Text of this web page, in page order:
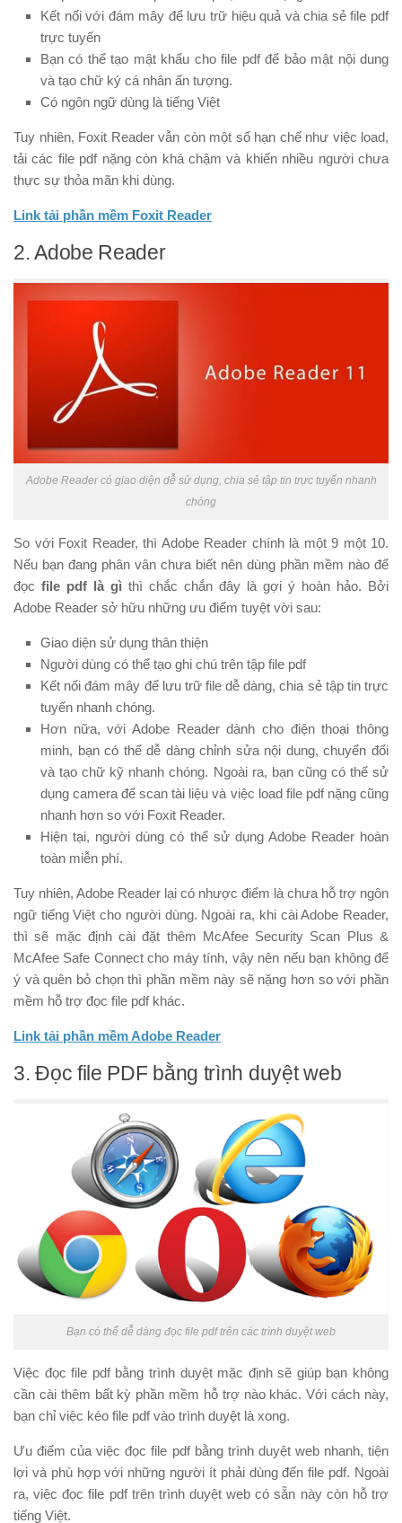
Kết nối với đám mây để lưu trữ hiệu quả và chia sẻ file pdf
trực tuyến
Bạn có thể tạo mật khẩu cho file pdf để bảo mật nội dung
và tạo chữ ký cá nhân ấn tượng.
Có ngôn ngữ dùng là tiếng Việt
Tuy nhiên, Foxit Reader vẫn còn một số hạn chế như việc load,
tải các file pdf nặng còn khá chậm và khiến nhiều người chưa
thực sự thỏa mãn khi dùng.
Link tải phần mềm Foxit Reader
2. Adobe Reader
Adobe Reader có giao diện dễ sử dụng, chia sẻ tập tin trực tuyến nhanh
chóng
So với Foxit Reader, thì Adobe Reader chính là một 9 một 10.
Nếu bạn đang phân vân chưa biết nên dùng phần mềm nào để
đọc file pdf là gì thì chắc chắn đây là gợi ý hoàn hảo. Bởi
Adobe Reader sở hữu những ưu điểm tuyệt vời sau:
Giao diện sử dụng thân thiện
Người dùng có thể tạo ghi chú trên tập file pdf
Kết nối đám mây để lưu trữ file dễ dàng, chia sẻ tập tin trực
tuyến nhanh chóng.
Hơn nữa, với Adobe Reader dành cho điện thoại thông
minh, bạn có thể dễ dàng chỉnh sửa nội dung, chuyển đổi
và tạo chữ kỹ nhanh chóng. Ngoài ra, bạn cũng có thể sử
dụng camera để scan tài liệu và việc load file pdf nặng cũng
nhanh hơn so với Foxit Reader.
Hiện tại, người dùng có thể sử dụng Adobe Reader hoàn
toàn miễn phí.
Tuy nhiên, Adobe Reader lại có nhược điểm là chưa hỗ trợ ngôn
ngữ tiếng Việt cho người dùng. Ngoài ra, khi cài Adobe Reader,
thì sẽ mặc định cài đặt thêm McAfee Security Scan Plus &
McAfee Safe Connect cho máy tính, vậy nên nếu bạn không để
ý và quên bỏ chọn thì phần mềm này sẽ nặng hơn so với phần
mềm hỗ trợ đọc file pdf khác.
Link tải phần mềm Adobe Reader
3. Đọc file PDF bằng trình duyệt web
Bạn có thể dễ dàng đọc file pdf trên các trình duyệt web
Việc đọc file pdf bằng trình duyệt mặc định sẽ giúp bạn không
cần cài thêm bất kỳ phần mềm hỗ trợ nào khác. Với cách này,
bạn chỉ việc kéo file pdf vào trình duyệt là xong.
Ưu điểm của việc đọc file pdf bằng trình duyệt web nhanh, tiện
lợi và phù hợp với những người ít phải dùng đến file pdf. Ngoài
ra, việc đọc file pdf trên trình duyệt web có sẵn này còn hỗ trợ
tiếng Việt.